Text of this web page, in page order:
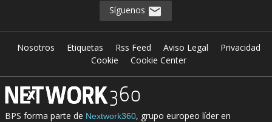
Síguenos
Nosotros Etiquetas Rss Feed Aviso Legal
Privacidad
Cookie
Cookie Center
BPS forma parte de Nextwork360, grupo europeo líder en